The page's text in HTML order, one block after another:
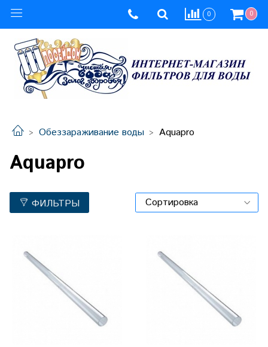
0 0
Обеззараживание воды Aquapro
Aquapro
ФИЛЬТРЫ